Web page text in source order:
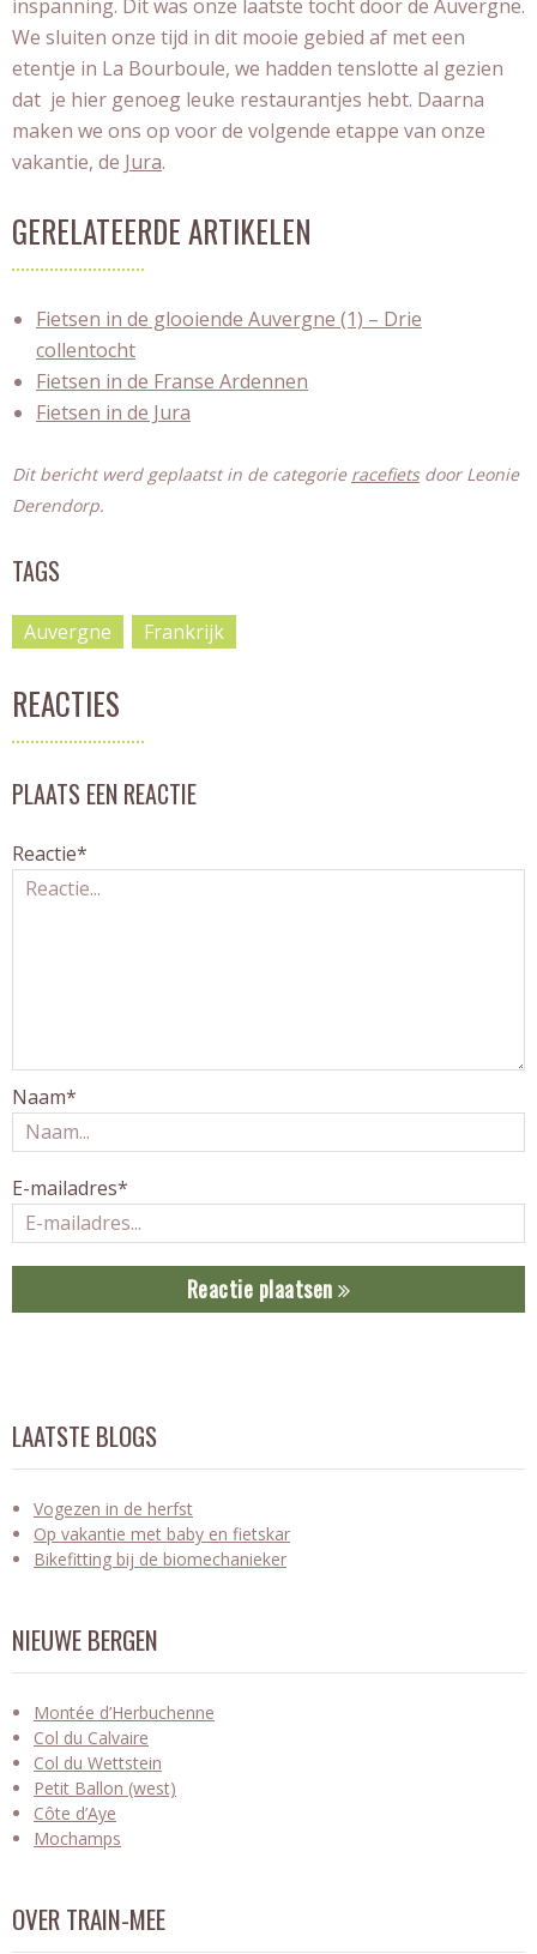
inspanning. Dit was onze laatste tocht door de Auvergne.
We sluiten onze tijd in dit mooie gebied af met een
etentje in La Bourboule, we hadden tenslotte al gezien
dat je hier genoeg leuke restaurantjes hebt. Daarna
maken we ons op voor de volgende etappe van onze
vakantie, de Jura.
GERELATEERDE ARTIKELEN
Fietsen in de glooiende Auvergne (1) – Drie
collentocht
Fietsen in de Franse Ardennen
Fietsen in de Jura
Dit bericht werd geplaatst in de categorie racefietsdoor Leonie
Derendorp.
TAGS
Auvergne Frankrijk
REACTIES
PLAATS EEN REACTIE
Reactie*
Naam*
E-mailadres*
Reactie plaatsen
LAATSTE BLOGS
Vogezen in de herfst
Op vakantie met baby en fietskar
Bikefitting bij de biomechanieker
NIEUWE BERGEN
Montée d’Herbuchenne
Col du Calvaire
Col du Wettstein
Petit Ballon (west)
Côte d’Aye
Mochamps
OVER TRAIN-MEE